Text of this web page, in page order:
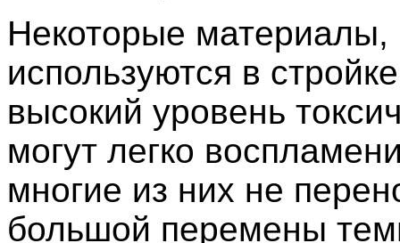
Некоторые материалы,
используются в
высокий уровень
могут легко
многие из них не
большой перемены